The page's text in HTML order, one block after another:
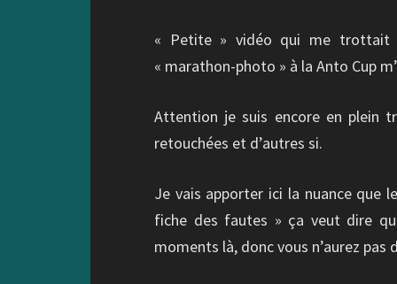
« Petite » vidéo qui me trottait
« marathon-photo » à la Anto Cup
Attention je suis encore en plein
retouchées et d’autres si.
Je vais apporter ici la nuance que
fiche des fautes » ça veut dire
moments là, donc vous n’aurez